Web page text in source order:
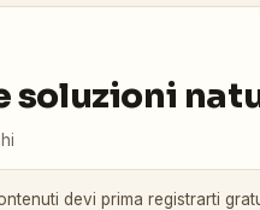
soluzioni
devi prima registrarti